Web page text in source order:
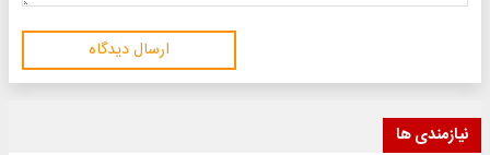
ارسال دیدگاه
نیازمندی ها